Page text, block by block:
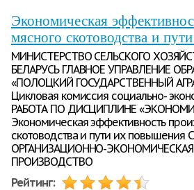
Экономическая
мясного скотоводства и
МИНИСТЕРСТВО СЕЛЬСКОГО
БЕЛАРУСЬ ГЛАВНОЕ УПРАВЛЕНИЕ
«ПОЛОЦКИЙ ГОСУДАРСТВЕННЫЙ
Цикловая комиссия социально-
РАБОТА ПО ДИСЦИПЛИНЕ
Экономическая эффективность
скотоводства и пути их
ОРГАНИЗАЦИОННО-
ПРОИЗВОДСТВО
Рейтинг: